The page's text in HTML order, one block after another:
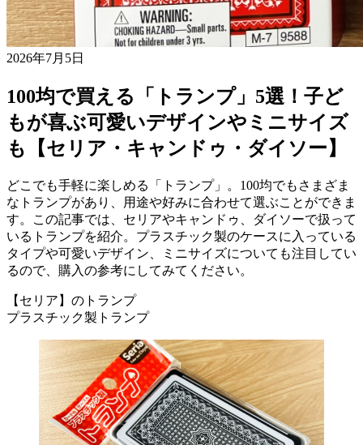
2026年7月5日
100均で買える「トランプ」5選！子ど
もが喜ぶ可愛いデザインやミニサイズ
も【セリア・キャンドゥ・ダイソー】
どこでも手軽に楽しめる「トランプ」。100均でもさまざま
なトランプがあり、用途や好みに合わせて選ぶことができま
す。この記事では、セリアやキャンドゥ、ダイソーで扱って
いるトランプを紹介。プラスチック製のケースに入っている
タイプや可愛いデザイン、ミニサイズについても注目してい
るので、購入の参考にしてみてください。
【セリア】のトランプ
プラスチック製トランプ